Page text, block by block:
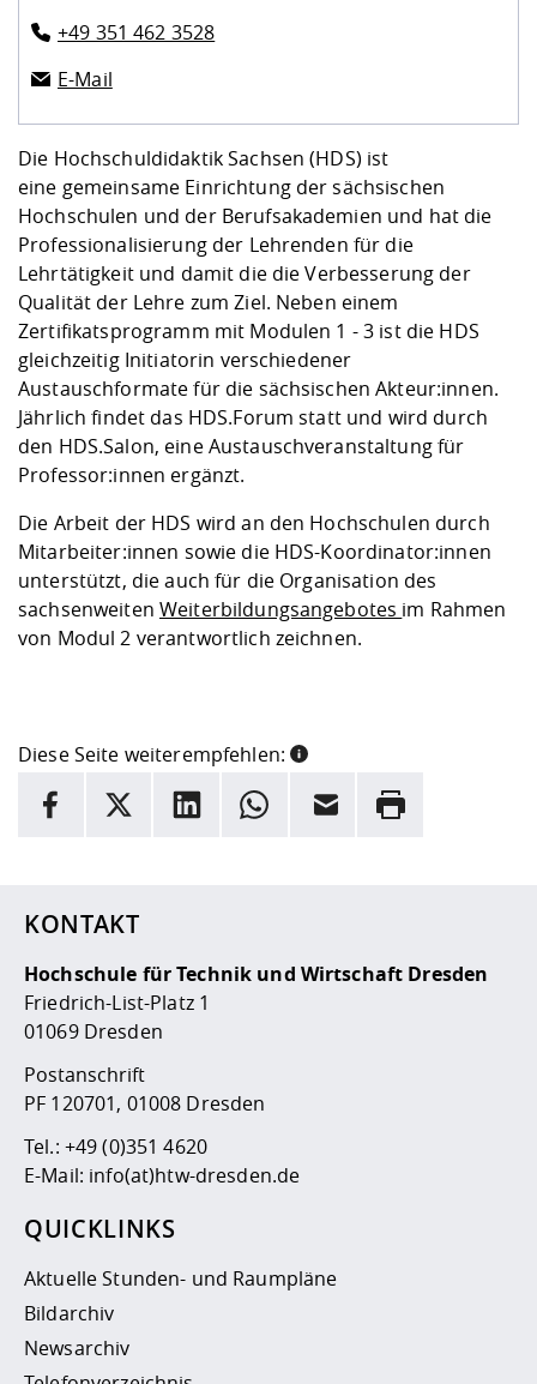
Die Hochschuldidaktik Sachsen (HDS) ist
eine gemeinsame Einrichtung der sächsischen
Hochschulen und der Berufsakademien und hat die
Professionalisierung der Lehrenden für die
Lehrtätigkeit und damit die die Verbesserung der
Qualität der Lehre zum Ziel. Neben einem
Zertifikatsprogramm mit Modulen 1 - 3 ist die HDS
gleichzeitig Initiatorin verschiedener
Austauschformate für die sächsischen Akteur:innen.
Jährlich findet das HDS.Forum statt und wird durch
den HDS.Salon, eine Austauschveranstaltung für
Professor:innen ergänzt.
Die Arbeit der HDS wird an den Hochschulen durch
Mitarbeiter:innen sowie die HDS-Koordinator:innen
unterstützt, die auch für die Organisation des
sachsenweiten Weiterbildungsangebotes im Rahmen
von Modul 2 verantwortlich zeichnen.
+49 351 462 3528
E-Mail
Diese Seite weiterempfehlen:
INFORMATION
Facebook
X LinkedInWhatsappE-Mail Drucken
KONTAKT
Hochschule für Technik und Wirtschaft Dresden
Friedrich-List-Platz 1
01069 Dresden
Postanschrift
PF 120701, 01008 Dresden
Tel.: +49 (0)351 4620
E-Mail: info(at)htw-dresden.de
QUICKLINKS
Aktuelle Stunden- und Raumpläne
Bildarchiv
Newsarchiv